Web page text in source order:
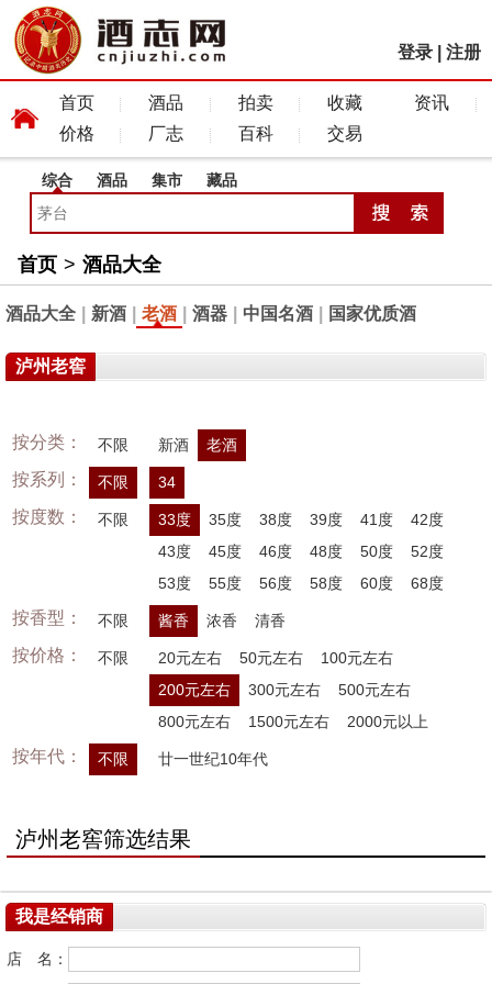
登录 注册
首页 酒品 拍卖 收藏
资讯
价格
厂志 百科 交易
综合 酒品 集市 藏品
首页 > 酒品大全
酒品大全 新酒 老酒 酒器 中国名酒 国家优质酒
泸州老窖
按分类： 不限 新酒 老酒
按系列： 不限 34
按度数： 不限 33度 35度 38度 39度 41度
42度
43度
45度 46度 48度 50度
52度
53度
55度 56度 58度 60度 68度
按香型： 不限 酱香 浓香 清香
按价格： 不限 20元左右 50元左右
100元左右
200元左右
300元左右
500元左右
800元左右
1500元左右 2000元以上
按年代： 不限 廿一世纪10年代
泸州老窖筛选结果
我是经销商
店 名：